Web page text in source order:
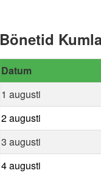
Bönetid
Datum
1 augusti
2 augusti
3 augusti
4 augusti